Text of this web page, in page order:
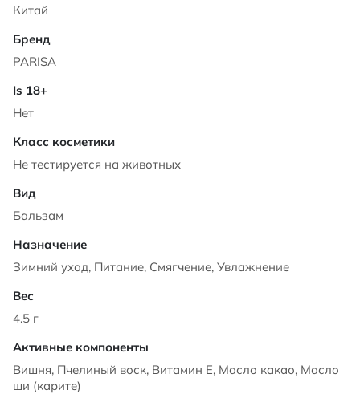
Китай
PARISA
Нет
Не тестируется на животных
Бальзам
Зимний уход, Питание, Смягчение, Увлажнение
4.5 г
Вишня, Пчелиный воск, Витамин Е, Масло какао, Масло
ши (карите)